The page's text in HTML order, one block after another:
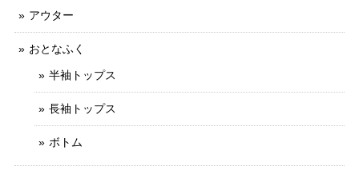
アウター
おとなふく
半袖トップス
長袖トップス
ボトム